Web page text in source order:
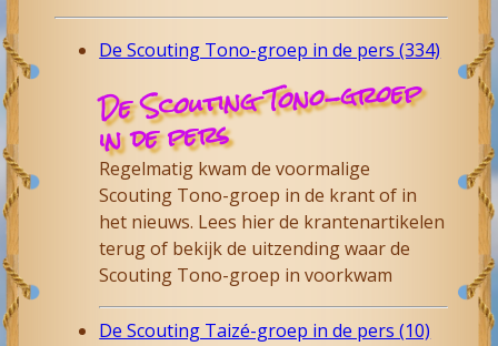
De Scouting Tono-groep in de pers (334)
De Scouting Tono-groep
in de pers
Regelmatig kwam de voormalige
Scouting Tono-groep in de krant of in
het nieuws. Lees hier de krantenartikelen
terug of bekijk de uitzending waar de
Scouting Tono-groep in voorkwam
De Scouting Taizé-groep in de pers (10)